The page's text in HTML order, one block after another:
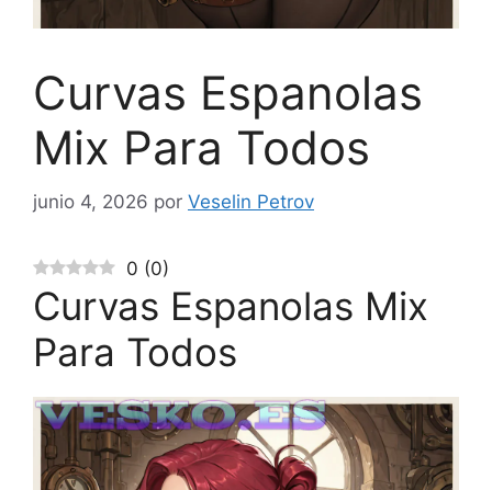
Curvas Espanolas
Mix Para Todos
junio 4, 2026 por Veselin Petrov
0 (0)
Curvas Espanolas Mix
Para Todos